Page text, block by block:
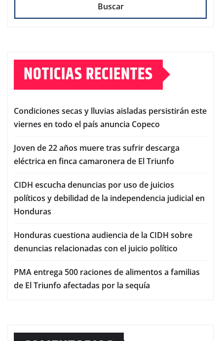
Buscar
NOTICIAS RECIENTES
Condiciones secas y lluvias aisladas persistirán este
viernes en todo el país anuncia Copeco
Joven de 22 años muere tras sufrir descarga
eléctrica en finca camaronera de El Triunfo
CIDH escucha denuncias por uso de juicios
políticos y debilidad de la independencia judicial en
Honduras
Honduras cuestiona audiencia de la CIDH sobre
denuncias relacionadas con el juicio político
PMA entrega 500 raciones de alimentos a familias
de El Triunfo afectadas por la sequía